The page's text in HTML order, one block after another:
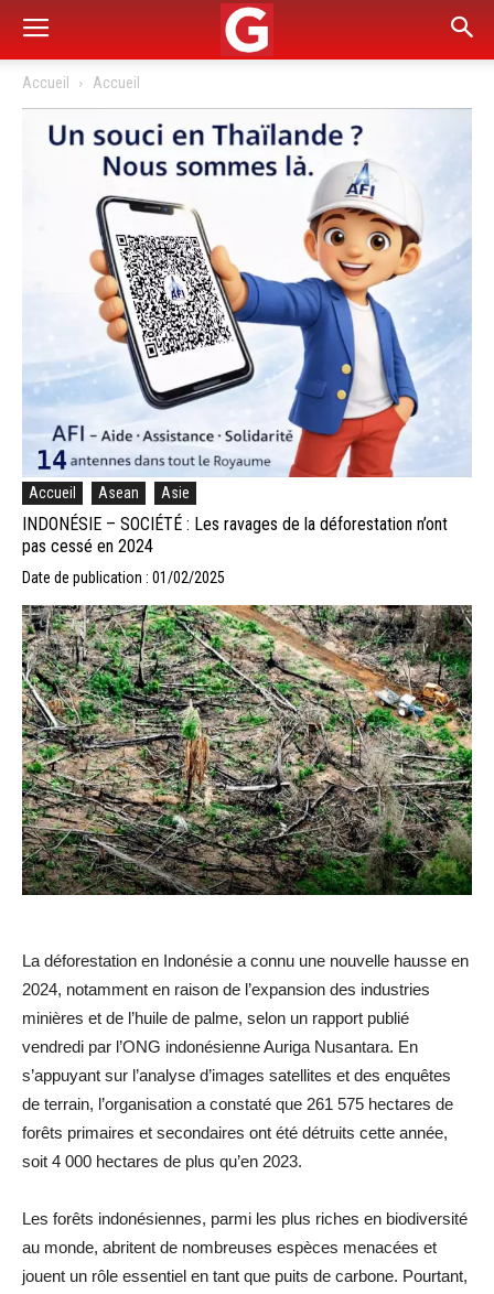
Accueil Accueil
Accueil Asean Asie
INDONÉSIE – SOCIÉTÉ : Les ravages de la déforestation n’ont
pas cessé en 2024
Date de publication : 01/02/2025
La déforestation en Indonésie a connu une nouvelle hausse en
2024, notamment en raison de l’expansion des industries
minières et de l’huile de palme, selon un rapport publié
vendredi par l’ONG indonésienne Auriga Nusantara. En
s’appuyant sur l’analyse d’images satellites et des enquêtes
de terrain, l’organisation a constaté que 261 575 hectares de
forêts primaires et secondaires ont été détruits cette année,
soit 4 000 hectares de plus qu’en 2023.
Les forêts indonésiennes, parmi les plus riches en biodiversité
au monde, abritent de nombreuses espèces menacées et
jouent un rôle essentiel en tant que puits de carbone. Pourtant,